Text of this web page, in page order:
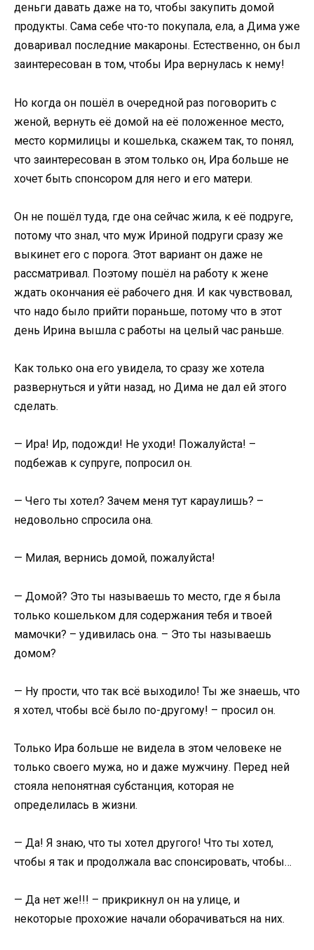
деньги давать даже на то, чтобы закупить домой
продукты. Сама себе что-то покупала, ела, а Дима уже
доваривал последние макароны. Естественно, он был
заинтересован в том, чтобы Ира вернулась к нему!
Но когда он пошёл в очередной раз поговорить с
женой, вернуть её домой на её положенное место,
место кормилицы и кошелька, скажем так, то понял,
что заинтересован в этом только он, Ира больше не
хочет быть спонсором для него и его матери.
Он не пошёл туда, где она сейчас жила, к её подруге,
потому что знал, что муж Ириной подруги сразу же
выкинет его с порога. Этот вариант он даже не
рассматривал. Поэтому пошёл на работу к жене
ждать окончания её рабочего дня. И как чувствовал,
что надо было прийти пораньше, потому что в этот
день Ирина вышла с работы на целый час раньше.
Как только она его увидела, то сразу же хотела
развернуться и уйти назад, но Дима не дал ей этого
сделать.
— Ира! Ир, подожди! Не уходи! Пожалуйста! –
подбежав к супруге, попросил он.
— Чего ты хотел? Зачем меня тут караулишь? –
недовольно спросила она.
— Милая, вернись домой, пожалуйста!
— Домой? Это ты называешь то место, где я была
только кошельком для содержания тебя и твоей
мамочки? – удивилась она. – Это ты называешь
домом?
— Ну прости, что так всё выходило! Ты же знаешь, что
я хотел, чтобы всё было по-другому! – просил он.
Только Ира больше не видела в этом человеке не
только своего мужа, но и даже мужчину. Перед ней
стояла непонятная субстанция, которая не
определилась в жизни.
— Да! Я знаю, что ты хотел другого! Что ты хотел,
чтобы я так и продолжала вас спонсировать, чтобы…
— Да нет же!!! – прикрикнул он на улице, и
некоторые прохожие начали оборачиваться на них.